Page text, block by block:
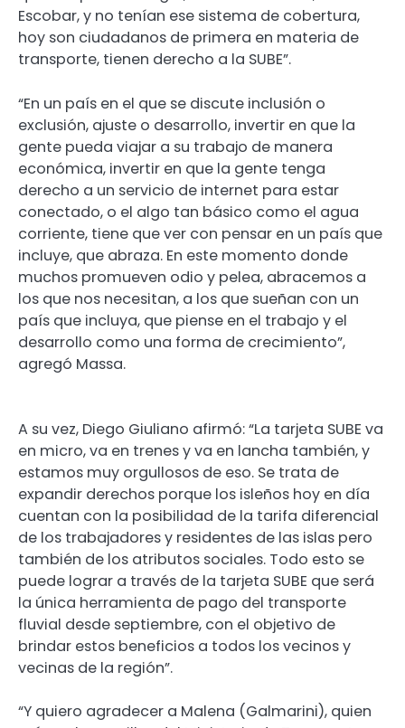
Escobar, y no tenían ese sistema de cobertura,
hoy son ciudadanos de primera en materia de
transporte, tienen derecho a la SUBE”.
“En un país en el que se discute inclusión o
exclusión, ajuste o desarrollo, invertir en que la
gente pueda viajar a su trabajo de manera
económica, invertir en que la gente tenga
derecho a un servicio de internet para estar
conectado, o el algo tan básico como el agua
corriente, tiene que ver con pensar en un país que
incluye, que abraza. En este momento donde
muchos promueven odio y pelea, abracemos a
los que nos necesitan, a los que sueñan con un
país que incluya, que piense en el trabajo y el
desarrollo como una forma de crecimiento”,
agregó Massa.
A su vez, Diego Giuliano afirmó: “La tarjeta SUBE va
en micro, va en trenes y va en lancha también, y
estamos muy orgullosos de eso. Se trata de
expandir derechos porque los isleños hoy en día
cuentan con la posibilidad de la tarifa diferencial
de los trabajadores y residentes de las islas pero
también de los atributos sociales. Todo esto se
puede lograr a través de la tarjeta SUBE que será
la única herramienta de pago del transporte
fluvial desde septiembre, con el objetivo de
brindar estos beneficios a todos los vecinos y
vecinas de la región”.
“Y quiero agradecer a Malena (Galmarini), quien